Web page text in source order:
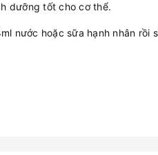
dưỡng tốt cho cơ thể.
nước hoặc sữa hạnh nhân rồi